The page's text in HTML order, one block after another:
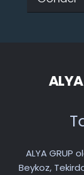
ALYA GRUP
Beykoz,